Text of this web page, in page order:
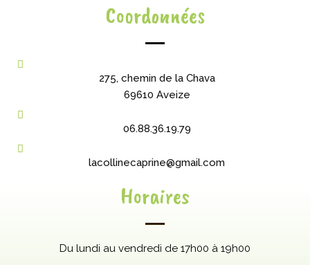
Coordonnées
275, chemin de la Chava
69610 Aveize
06.88.36.19.79
lacollinecaprine@gmail.com
Horaires
Du lundi au vendredi de 17h00 à 19h00